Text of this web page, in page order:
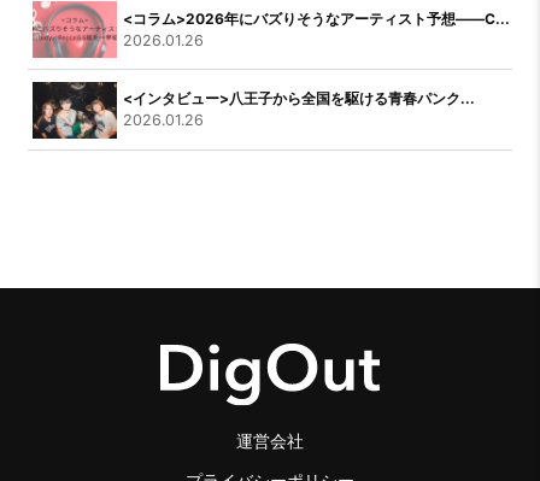
<コラム>2026年にバズりそうなアーティスト予想――C...
2026.01.26
<インタビュー>八王子から全国を駆ける青春パンク...
2026.01.26
運営会社